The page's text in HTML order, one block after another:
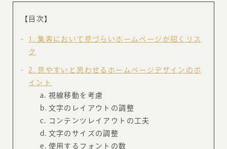
【目次】
1
集客において見づらいホームページが招くリス
ク
2
見やすいと思わせるホームページデザインのポ
イント
視線移動を考慮
文字のレイアウトの調整
コンテンツレイアウトの工夫
文字のサイズの調整
使用するフォントの数